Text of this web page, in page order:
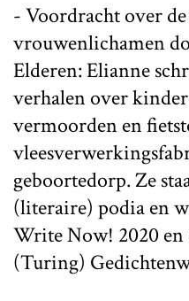
- Voordracht over
vrouwenlichamen
Elderen: Elianne
verhalen over
vermoorden en
geboortedorp. Ze
(literaire) podia en
Write Now! 2020
(Turing)